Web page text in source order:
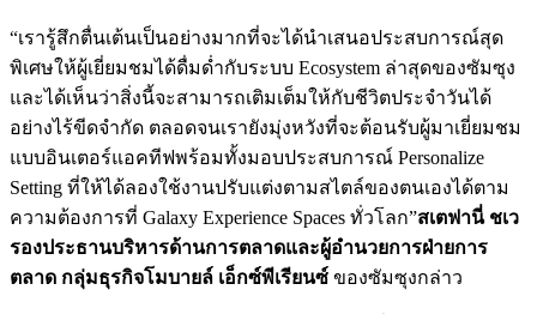
“เรารู้สึกตื่นเต้นเป็นอย่างมากที่จะได้นำเสนอประสบการณ์สุด
พิเศษให้ผู้เยี่ยมชมได้ดื่มด่ำกับระบบ Ecosystem ล่าสุดของซัมซุง
และได้เห็นว่าสิ่งนี้จะสามารถเติมเต็มให้กับชีวิตประจำวันได้
อย่างไร้ขีดจำกัด ตลอดจนเรายังมุ่งหวังที่จะต้อนรับผู้มาเยี่ยมชม
แบบอินเตอร์แอคทีฟพร้อมทั้งมอบประสบการณ์ Personalize
Setting ที่ให้ได้ลองใช้งานปรับแต่งตามสไตล์ของตนเองได้ตาม
ความต้องการที่ Galaxy Experience Spaces ทั่วโลก”สเตฟานี่ ชเว
รองประธานบริหารด้านการตลาดและผู้อำนวยการฝ่ายการ
ตลาด กลุ่มธุรกิจโมบายล์ เอ็กซ์พีเรียนซ์ ของซัมซุงกล่าว